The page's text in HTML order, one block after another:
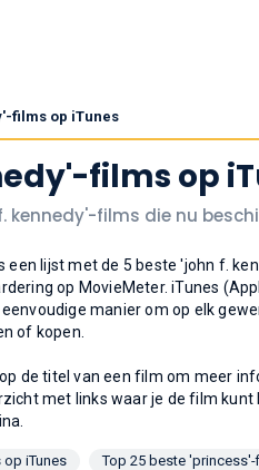
films op iTunes
films op
kennedy'-films die nu
een lijst met de 5 beste 'john f.
op MovieMeter. iTunes
manier om op elk
of kopen.
op de titel van een film om meer
met links waar je de film kunt
iTunes Top 25 beste